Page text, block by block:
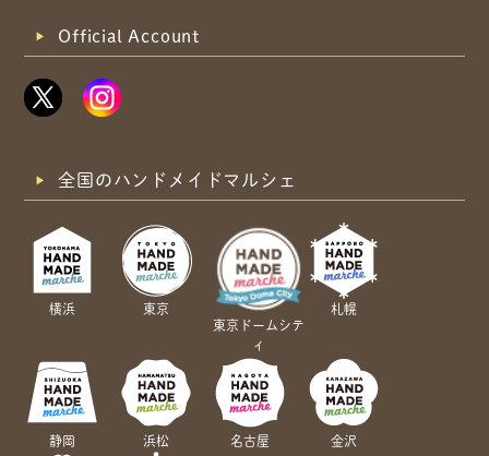
Official Account
全国のハンドメイドマルシェ
横浜
東京
東京ドームシテ
ィ
札幌
静岡 浜松 名古屋 金沢